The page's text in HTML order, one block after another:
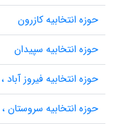
حوزه انتخابیه کازرون
حوزه انتخابیه سپیدان
حوزه انتخابیه فیروز آباد
حوزه انتخابیه سروستان